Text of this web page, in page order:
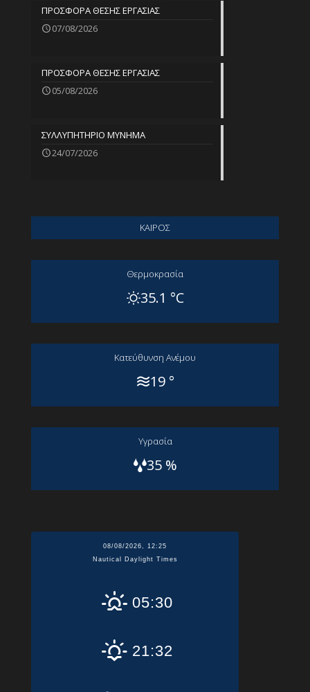
ΠΡΟΣΦΟΡΑ ΘΕΣΗΣ ΕΡΓΑΣΙΑΣ
07/08/2026
ΠΡΟΣΦΟΡΑ ΘΕΣΗΣ ΕΡΓΑΣΙΑΣ
05/08/2026
ΣΥΛΛΥΠΗΤΗΡΙΟ ΜΥΝΗΜΑ
24/07/2026
ΚΑΙΡΟΣ
Θερμοκρασία
35.1 °C
Kατεύθυνση Aνέμου
19 °
Yγρασία
35 %
08/08/2026, 12:25
Nautical Daylight Times
05:30
21:32